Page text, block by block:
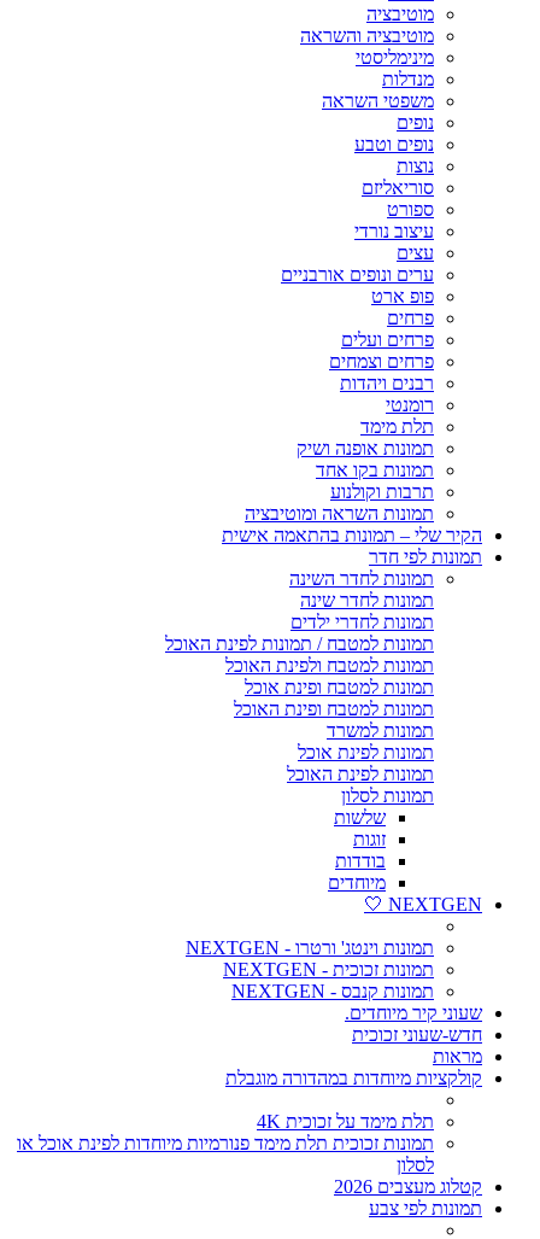
מוטיבציה
מוטיבציה והשראה
מינימליסטי
מנדלות
משפטי השראה
נופים
נופים וטבע
נוצות
סוריאליזם
ספורט
עיצוב נורדי
עצים
ערים ונופים אורבניים
פופ ארט
פרחים
פרחים ועלים
פרחים וצמחים
רבנים ויהדות
רומנטי
תלת מימד
תמונות אופנה ושיק
תמונות בקו אחד
תרבות וקולנוע
תמונות השראה ומוטיבציה
הקיר שלי – תמונות בהתאמה אישית
תמונות לפי חדר
תמונות לחדר השינה
תמונות לחדר שינה
תמונות לחדרי ילדים
תמונות למטבח / תמונות לפינת האוכל
תמונות למטבח ולפינת האוכל
תמונות למטבח ופינת אוכל
תמונות למטבח ופינת האוכל
תמונות למשרד
תמונות לפינת אוכל
תמונות לפינת האוכל
תמונות לסלון
שלשות
זוגות
בודדות
מיוחדים
NEXTGEN 🤍
תמונות וינטג' ורטרו - NEXTGEN
תמונות זכוכית - NEXTGEN
תמונות קנבס - NEXTGEN
שעוני קיר מיוחדים.
חדש-שעוני זכוכית
מראות
קולקציות מיוחדות במהדורה מוגבלת
תלת מימד על זכוכית 4K
תמונות זכוכית תלת מימד פנורמיות מיוחדות לפינת אוכל או
לסלון
קטלוג מעצבים 2026
תמונות לפי צבע